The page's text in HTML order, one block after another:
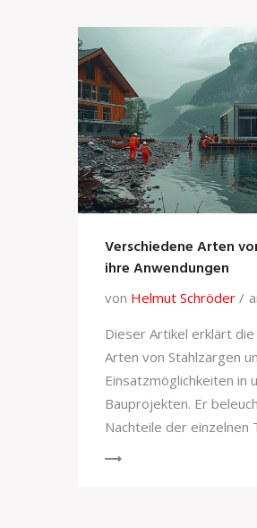
Verschiedene Arten
ihre Anwendungen
von Helmut Schröder
Dieser Artikel erklärt
Arten von Stahlzargen
Einsatzmöglichkeiten in
Bauprojekten. Er
Nachteile der einzelnen